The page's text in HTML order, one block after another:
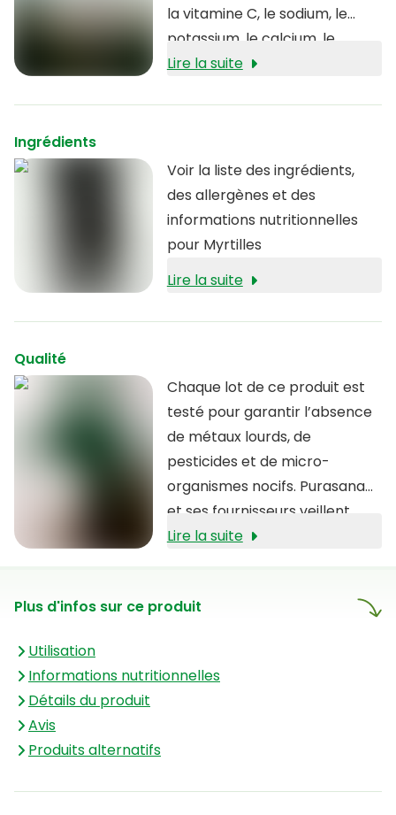
la vitamine C, le sodium, le
potassium, le calcium, le
phosphore, le fer, le
Lire la suite
Ingrédients
Voir la liste des ingrédients,
des allergènes et des
informations nutritionnelles
pour Myrtilles
Lire la suite
Qualité
Chaque lot de ce produit est
testé pour garantir l’absence
de métaux lourds, de
pesticides et de micro-
organismes nocifs. Purasana
et ses fournisseurs veillent
rigoureusement à ne proposer
aux normes IFS. La qualité des
liste d’ingrédients
Lire la suite
Plus d'infos sur ce produit
Utilisation
Informations nutritionnelles
Détails du produit
Avis
Produits alternatifs